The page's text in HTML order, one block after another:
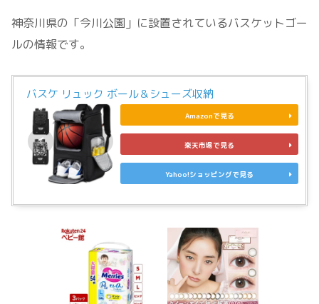
神奈川県の「今川公園」に設置されているバスケットゴー
ルの情報です。
バスケ リュック ボール＆シューズ収納
Amazonで見る
楽天市場で見る
Yahoo!ショッピングで見る